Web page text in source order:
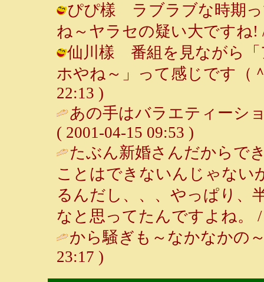
ぴぴ樣 ラブラブな時期っ
ね～ヤラセの疑い大ですね!
仙川樣 番組を見ながら「
ホやね～」って感じです（
22:13 )
あの手はバラエティーシ
( 2001-04-15 09:53 )
たぶん新婚さんだからで
ことはできないんじゃない
るんだし、、、やっぱり、
なと思ってたんですよね。
から騒ぎも～なかなかの
23:17 )